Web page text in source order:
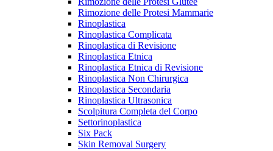
Rimozione delle Protesi Mammarie
Rinoplastica
Rinoplastica Complicata
Rinoplastica di Revisione
Rinoplastica Etnica
Rinoplastica Etnica di Revisione
Rinoplastica Non Chirurgica
Rinoplastica Secondaria
Rinoplastica Ultrasonica
Scolpitura Completa del Corpo
Settorinoplastica
Six Pack
Skin Removal Surgery